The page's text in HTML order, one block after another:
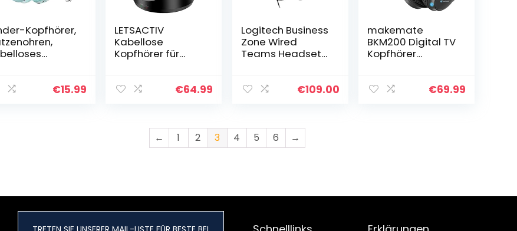
Kopfhörer,
LED-
€15.99
LETSACTIV
Kabellose
Kopfhörer für
Kopfhörer 196ft
tützen Optical…
€64.99
Logitech Business
Zone Wired
Teams Headset
€109.00
makemate
BKM200 Digital TV
Kopfhörer
Kopfhörer für€69.99
← 1 2 3 4 5 6 →